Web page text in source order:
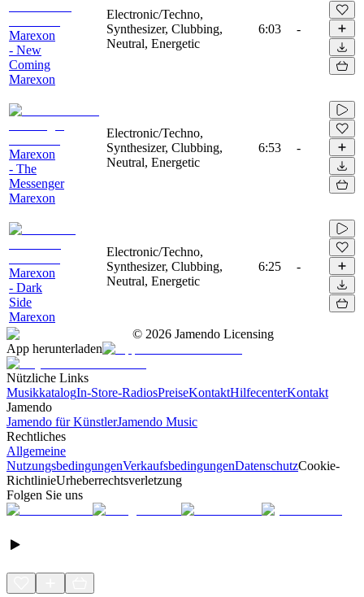
Marexon
- New
Coming
Marexon
Electronic/Techno,
Synthesizer, Clubbing,
Neutral, Energetic
6:03 -
Marexon
- The
Messenger
Marexon
Electronic/Techno,
Synthesizer, Clubbing,
Neutral, Energetic
6:53 -
Marexon
- Dark
Side
Marexon
Electronic/Techno,
Synthesizer, Clubbing,
Neutral, Energetic
6:25 -
© 2026 Jamendo Licensing
App herunterladen
Nützliche Links
MusikkatalogIn-Store-RadiosPreiseKontaktHilfecenterKontakt
Jamendo
Jamendo für KünstlerJamendo Music
Rechtliches
Allgemeine
NutzungsbedingungenVerkaufsbedingungenDatenschutzCookie-
RichtlinieUrheberrechtsverletzung
Folgen Sie uns